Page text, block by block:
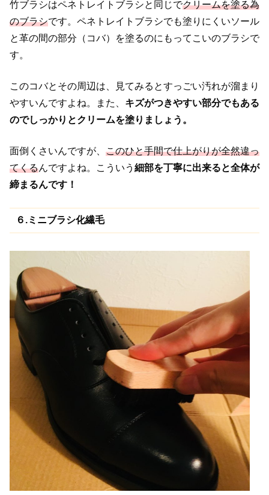
竹ブラシはペネトレイトブラシと同じでクリームを塗る為
のブラシです。ペネトレイトブラシでも塗りにくいソール
と革の間の部分（コバ）を塗るのにもってこいのブラシで
す。
このコバとその周辺は、見てみるとすっごい汚れが溜まり
やすいんですよね。また、 キズがつきやすい部分でもある
のでしっかりとクリームを塗りましょう。
面倒くさいんですが、 このひと手間で仕上がりが全然違っ
てくるんですよね。 こういう 細部を丁寧に出来ると全体が
締まるんです！
６.ミニブラシ化繊毛